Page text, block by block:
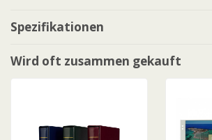
Spezifikationen
Wird oft zusammen gekauft